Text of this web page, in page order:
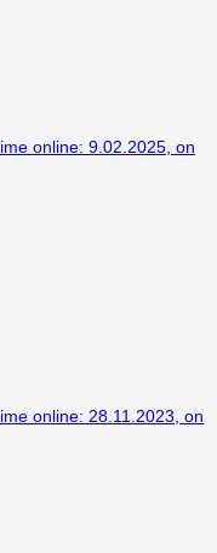
online: 9.02.2025 on
online: 28.11.2023 on